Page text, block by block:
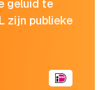
geluid te
zijn publieke